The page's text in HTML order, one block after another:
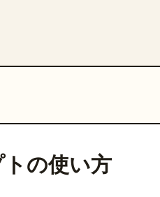
の使い方